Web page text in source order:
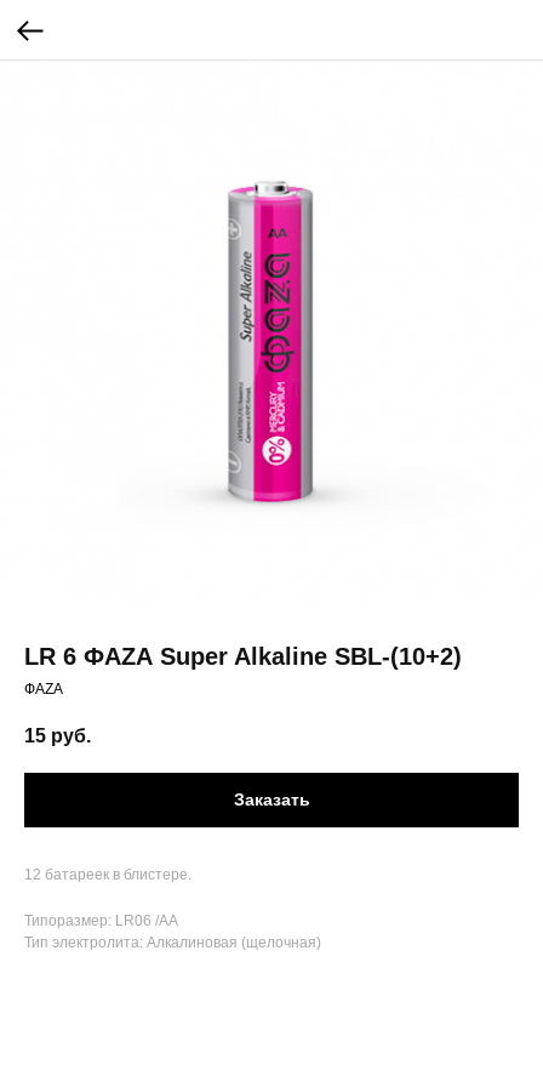
LR 6 ФАZА Super Alkaline SBL-(10+2)
ФАZА
15 руб.
Заказать
12 батареек в блистере.
Типоразмер: LR06 /AA
Тип электролита: Алкалиновая (щелочная)